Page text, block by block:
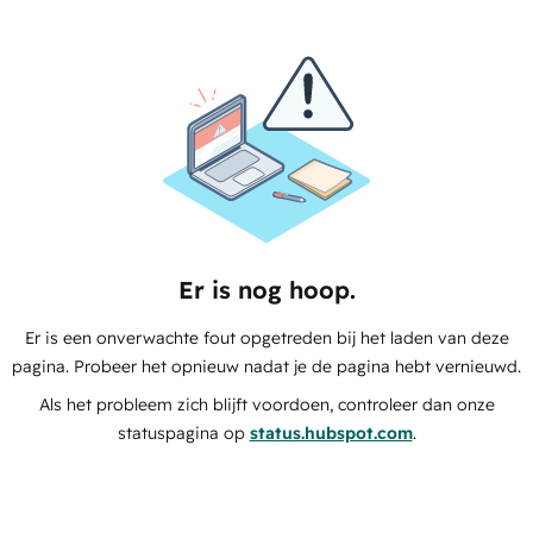
Er is nog hoop.
Er is een onverwachte fout opgetreden bij het laden van deze
pagina. Probeer het opnieuw nadat je de pagina hebt vernieuwd.
Als het probleem zich blijft voordoen, controleer dan onze
statuspagina op status.hubspot.com.